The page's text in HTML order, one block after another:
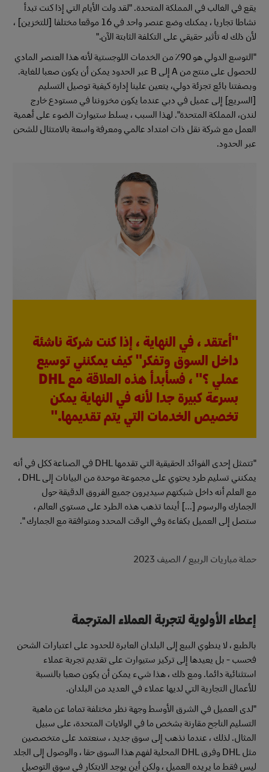
يقع في الغالب في المملكة المتحدة. "لقد ولت الأيام التي إذا كنت تبدأ
نشاطا تجاريا ، يمكنك وضع عنصر واحد في 16 موقعا مختلفا [للتخزين] ،
لأن ذلك له تأثير حقيقي على التكلفة الثابتة الآن."
"التوسع الدولي هو 90٪ من الخدمات اللوجستية لأنه هذا العنصر المادي
للحصول على منتج من A إلى B عبر الحدود يمكن أن يكون صعبا للغاية.
وبصفتنا بائع تجزئة دولي، يتعين علينا إدارة كيفية توصيل التسليم
[السريع] إلى عميل في دبي عندما يكون مخزوننا في مستودع خارج
لندن، المملكة المتحدة". لهذا السبب ، يسلط ستيوارت الضوء على أهمية
العمل مع شركة نقل ذات امتداد عالمي ومعرفة واسعة بالامتثال للشحن
عبر الحدود.
"أعتقد ، في النهاية ، إذا كنت شركة ناشئة
داخل السوق وتفكر" كيف يمكنني توسيع
عملي ؟" ، فسأبدأ هذه العلاقة مع DHL
بسرعة كبيرة جدا لأنه في النهاية يمكن
تخصيص الخدمات التي يتم تقديمها."
"تتمثل إحدى الفوائد الحقيقية التي تقدمها DHL في الصناعة ككل في أنه
يمكنني تسليم طرد يحتوي على مجموعة موحدة من البيانات إلى DHL ،
مع العلم أنه داخل شبكتهم سيديرون جميع الفروق الدقيقة حول
الجمارك والرسوم [...] أينما تذهب هذه الطرد على مستوى العالم ،
ستصل إلى العميل بكفاءة وفي الوقت المحدد ومتوافقة مع الجمارك ".
حملة مباريات الربيع / الصيف 2023
إعطاء الأولوية لتجربة العملاء المترجمة
بالطبع ، لا ينطوي البيع إلى البلدان العابرة للحدود على اعتبارات الشحن
فحسب - بل يعيدها إلى تركيز ستيوارت على تقديم تجربة عملاء
استثنائية دائما. ومع ذلك ، هذا شيء يمكن أن يكون صعبا بالنسبة
للأعمال التجارية التي لديها عملاء في العديد من البلدان.
"لدى العميل في الشرق الأوسط وجهة نظر مختلفة تماما عن ماهية
التسليم الناجح مقارنة بشخص ما في الولايات المتحدة، على سبيل
المثال. لذلك ، عندما نذهب إلى سوق جديد ، سنعتمد على متخصصين
مثل DHL وفرق DHL المحلية لفهم هذا السوق حقا ، والوصول إلى الجلد
ليس فقط ما يريده العميل ، ولكن أين يوجد الابتكار في سوق التوصيل